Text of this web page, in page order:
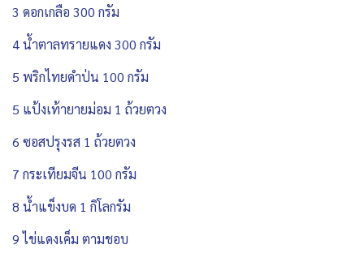
3 ดอกเกลือ 300 กรัม
4 น้ำตาลทรายแดง 300 กรัม
5 พริกไทยดำป่น 100 กรัม
5 แป้งเท้ายายม่อม 1 ถ้วยตวง
6 ซอสปรุงรส 1 ถ้วยตวง
7 กระเทียมจีน 100 กรัม
8 น้ำแข็งบด 1 กิโลกรัม
9 ไข่แดงเค็ม ตามชอบ